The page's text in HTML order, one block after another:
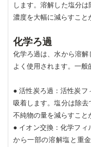
します。溶解した塩分
濃度を大幅に減らすこと
化学ろ過
化学ろ過は、水から溶
よく使用されます。一般
● 活性炭ろ過：活性炭フ
吸着します。塩分は除
不純物の量を減らすこと
● イオン交換：化学フィ
から一部の溶解塩と重